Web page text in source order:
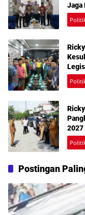
Jaga
2027
Postingan